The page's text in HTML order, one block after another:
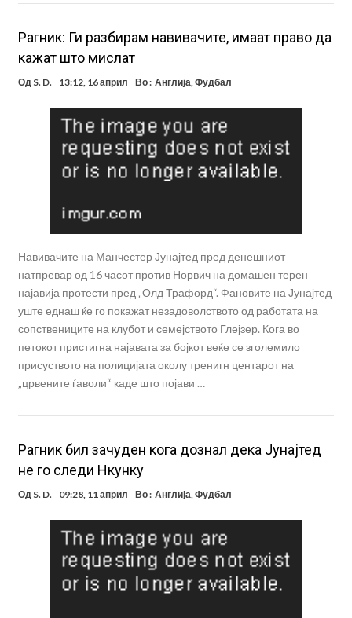
Рагник: Ги разбирам навивачите, имаат право да
кажат што мислат
Од S. D. 13:12, 16 април Во : Англија,Фудбал
Навивачите на Манчестер Јунајтед пред денешниот
натпревар од 16 часот против Норвич на домашен терен
најавија протести пред „Олд Трафорд“. Фановите на Јунајтед
уште еднаш ќе го покажат незадоволството од работата на
сопствениците на клубот и семејството Глејзер. Кога во
петокот пристигна најавата за бојкот веќе се зголемило
присуството на полицијата околу тренигн центарот на
„црвените ѓаволи“ каде што појави …
Рагник бил зачуден кога дознал дека Јунајтед
не го следи Нкунку
Од S. D. 09:28, 11 април Во : Англија,Фудбал